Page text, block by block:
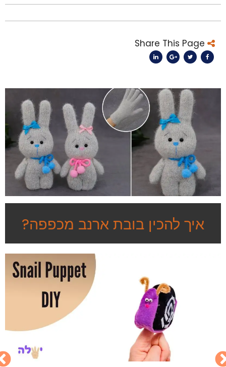
Share This Page
איך להכין בובת ארנב מכפפה?